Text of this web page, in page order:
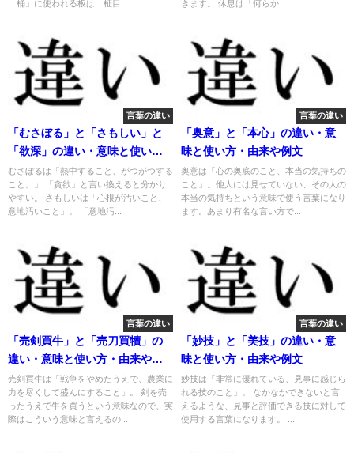
「桶」に使われる板は「柾目... きます。 休息は「何らか...
言葉の違い
「むさぼる」と「さもしい」と
「欲深」の違い・意味と使い
方・由来や例文
むさぼるは「熱中すること、がつがつする
こと。」 「貪欲」と言い換えると分かり
やすい。 さもしいは「心根が汚いこと、
意地汚いこと」。 「意地汚...
言葉の違い
「奥意」と「本心」の違い・意
味と使い方・由来や例文
奥意は「心の奥底のこと、本当の気持ちの
こと」。他人には見せていない、その人の
本当の気持ちという意味で使う言葉になり
ます。あまり有名な言い方で...
言葉の違い
「売剣買牛」と「売刀買犢」の
違い・意味と使い方・由来や例
文
売剣買牛は「戦争をやめたうえで、農業に
力を尽くして盛んにすること」。 剣を売
ったうえで牛を買うという意味なので、実
際はこういう意味と言えるの...
言葉の違い
「妙技」と「美技」の違い・意
味と使い方・由来や例文
妙技は「非常に優れている、見事に感じら
れる技のこと」。 なかなかできないと言
えるような、見事と評価できる技に対して
使用する言葉になります。 ...